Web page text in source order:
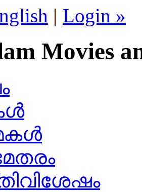
| Login »
Movies